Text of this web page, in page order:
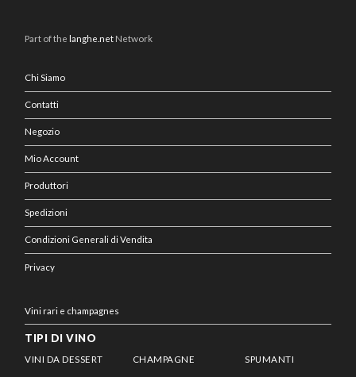
Part of thelanghe.net Network
Chi Siamo
Contatti
Negozio
Mio Account
Produttori
Spedizioni
Condizioni Generali di Vendita
Privacy
Vini rari e champagnes
TIPI DI VINO
VINI DA DESSERT CHAMPAGNE SPUMANTI